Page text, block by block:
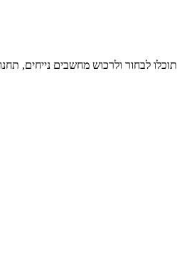
לבחור ולרכוש מחשבים נייחים,